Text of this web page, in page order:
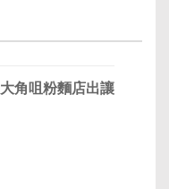
⼤⾓咀粉麵店出讓